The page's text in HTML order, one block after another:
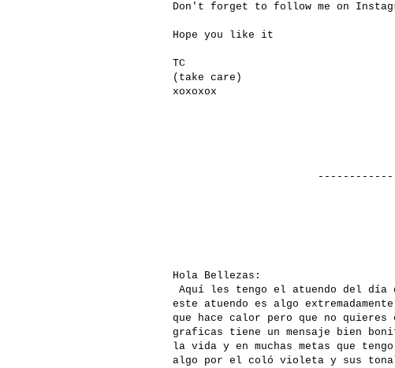
Don't forget to follow me on
Hope you like it
TC
(take care)
xoxoxox
Hola Bellezas:
Aquí les tengo el atuendo del día
este atuendo es algo
que hace calor pero que no
graficas tiene un mensaje bien
la vida y en muchas metas que
algo por el coló violeta y sus